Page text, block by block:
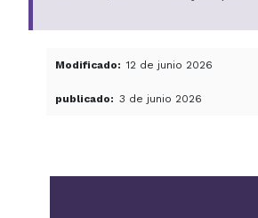
Modificado 12 de junio 2026
publicado 3 de junio 2026